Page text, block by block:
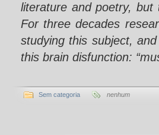
literature and poetry, but
For three decades
studying this subject,
this brain disfunction:
Sem categoria nenhum